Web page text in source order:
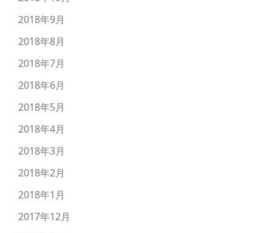
2018年9月
2018年8月
2018年7月
2018年6月
2018年5月
2018年4月
2018年3月
2018年2月
2018年1月
2017年12月